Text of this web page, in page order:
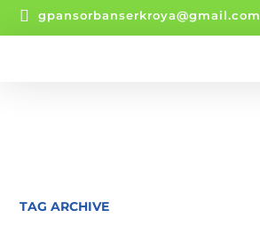
 gpansorbanserkroya@gmail.com
TAG ARCHIVE